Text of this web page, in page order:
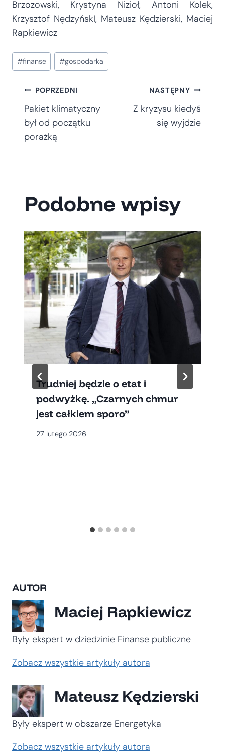
Brzozowski, Krystyna Nizioł, Antoni Kolek,
Krzysztof NędzyńskI, Mateusz Kędzierski, Maciej
Rapkiewicz
Tagi
wpisu:
#finanse #gospodarka
Nawigacja
wpisu
POPRZEDNI
Pakiet klimatyczny
był od początku
porażką
NASTĘPNY
Z kryzysu kiedyś
się wyjdzie
Podobne wpisy
Trudniej będzie o etat i
podwyżkę. „Czarnych chmur
jest całkiem sporo”
27 lutego 2026
AUTOR
Maciej Rapkiewicz
Były ekspert w dziedzinie Finanse publiczne
Zobacz wszystkie artykuły autora
Mateusz Kędzierski
Były ekspert w obszarze Energetyka
Zobacz wszystkie artykuły autora